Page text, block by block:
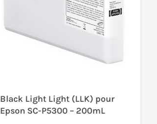
Black Light Light (LLK) pour
Epson SC-P5300 – 200mL